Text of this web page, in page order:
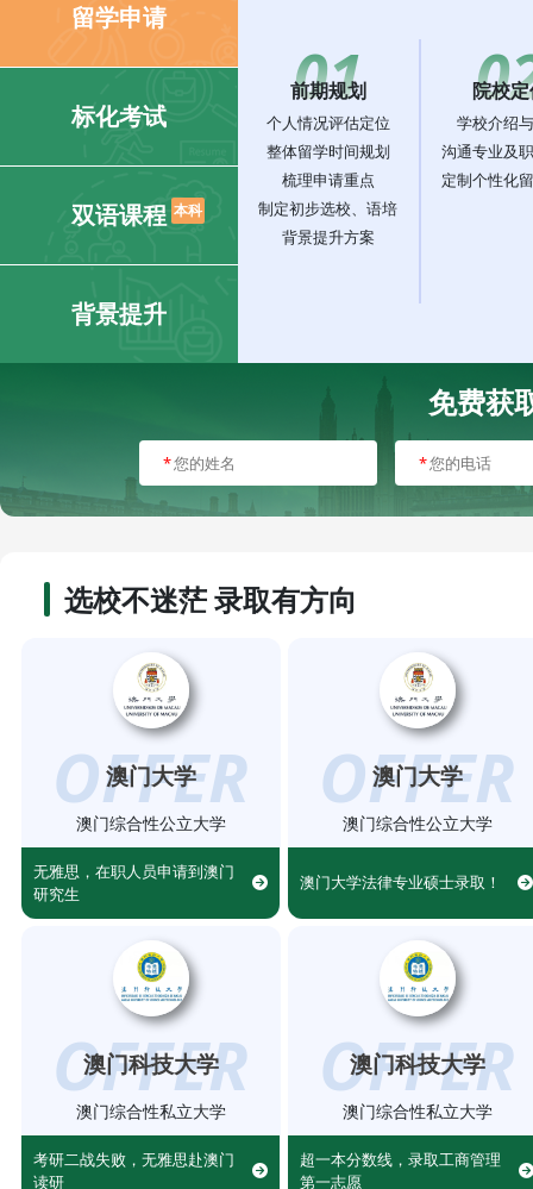
留学申请
标化考试
双语课程 本科
背景提升
01
前期规划
个人情况评估定位
整体留学时间规划
梳理申请重点
制定初步选校、语培
背景提升方案
院校
学校介绍
沟通专业及
定制个性化
免费获
* *
选校不迷茫 录取有方向
OFFER
澳门大学
澳门综合性公立大学
无雅思，在职人员申请到澳门
研究生
OFFER
澳门大学
澳门综合性公立大学
澳门大学法律专业硕士录取！
OFFER
澳门科技大学
澳门综合性私立大学
考研二战失败，无雅思赴澳门
读研
OFFER
澳门科技大学
澳门综合性私立大学
超一本分数线，录取工商管理
第一志愿